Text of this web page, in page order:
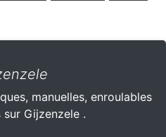
manuelles, enroulables
Gijzenzele .